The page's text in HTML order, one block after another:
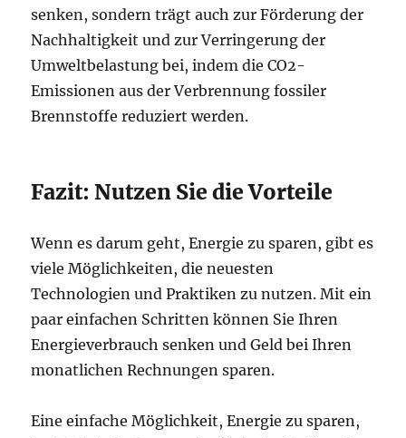
senken, sondern trägt auch zur Förderung der
Nachhaltigkeit und zur Verringerung der
Umweltbelastung bei, indem die CO2-
Emissionen aus der Verbrennung fossiler
Brennstoffe reduziert werden.
Fazit: Nutzen Sie die Vorteile
Wenn es darum geht, Energie zu sparen, gibt es
viele Möglichkeiten, die neuesten
Technologien und Praktiken zu nutzen. Mit ein
paar einfachen Schritten können Sie Ihren
Energieverbrauch senken und Geld bei Ihren
monatlichen Rechnungen sparen.
Eine einfache Möglichkeit, Energie zu sparen,